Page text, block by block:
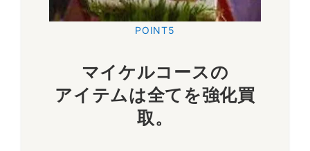
POINT5
マイケルコースの
アイテムは全てを強化買
取。